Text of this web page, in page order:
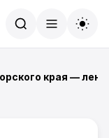
края —